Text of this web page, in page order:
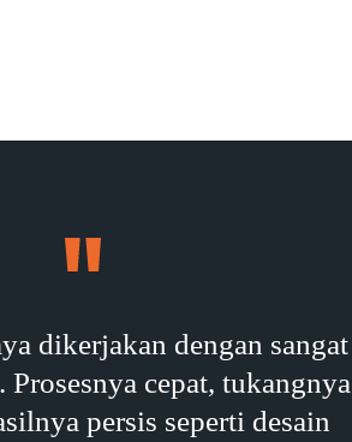
dikerjakan dengan sangat
cepat, tukangnya
persis seperti desain